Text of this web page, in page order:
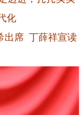
、中国科
十八次院